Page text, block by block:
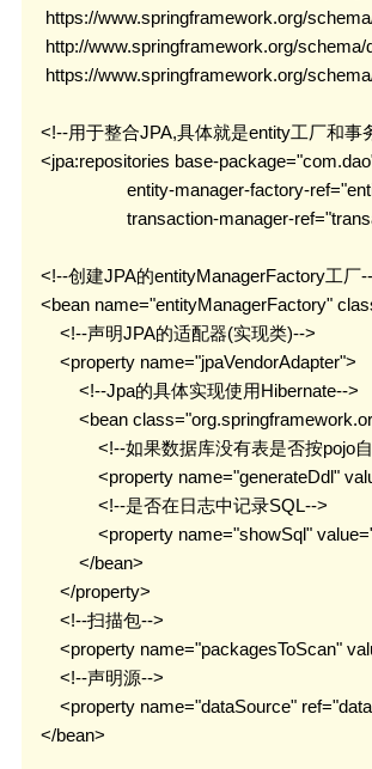
https://www.springframework.org/
http://www.springframework.org/schema/
https://www.springframework.org/
<!--用于整合JPA,具体就是entity工厂和事
<jpa:repositories base-
entity-manager-factory-
transaction-manager-
<!--创建JPA的entityManagerFactory工厂
<bean name="entityManagerFactory"
        <!--声明JPA的适配器(实现类)-->
        <property name="jpaVendorAdapter">
            <!--Jpa的具体实现使用Hibernate-->
<bean
<!--如果数据库没有表是否按pojo
<property name="generateDdl"
                <!--是否在日志中记录SQL-->
<property name="showSql"
            </bean>
        </property>
        <!--扫描包-->
<property name="packagesToScan"
        <!--声明源-->
<property name="dataSource"
    </bean>
计算机基础
设计模式
日期归档